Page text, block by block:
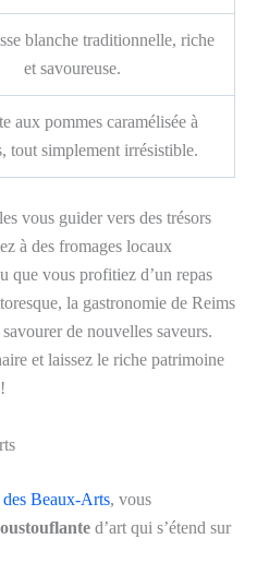
blanche traditionnelle, riche
et savoureuse.
aux pommes caramélisée à
tout simplement irrésistible.
vous guider vers des trésors
à des fromages locaux
que vous profitiez d’un repas
la gastronomie de Reims
de nouvelles saveurs.
et laissez le riche patrimoine
Beaux-Arts, vous
d’art qui s’étend sur